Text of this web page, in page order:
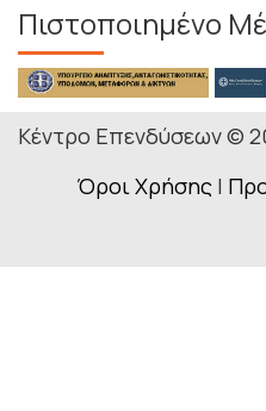
Πιστοποιημένο
Κέντρο Επενδύσεων ©
Όροι Χρήσης |